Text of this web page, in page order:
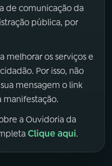
de comunicação da
pública, por
melhorar os serviços e
Por isso, não
mensagem o link
manifestação.
a Ouvidoria da
Clique aqui.